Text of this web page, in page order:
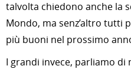
talvolta chiedono anche la
Mondo, ma senz’altro tutti
più buoni nel prossimo
I grandi invece, parliamo di